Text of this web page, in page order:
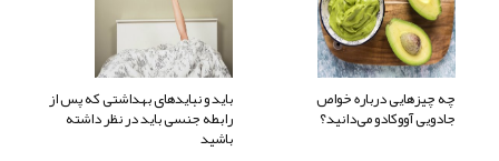
چه چیزهایی درباره خواص
جادویی آووکادو می‌دانید؟
باید و نبایدهای بهداشتی که پس از
رابطه جنسی باید در نظر داشته
باشید